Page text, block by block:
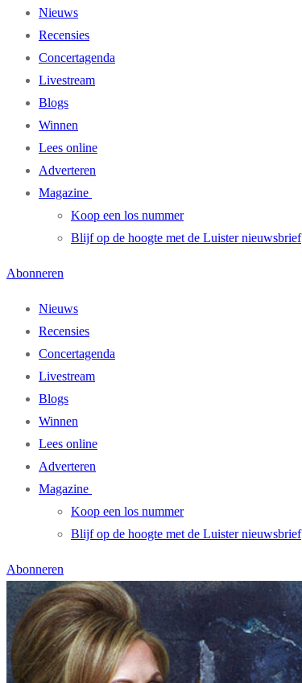
Nieuws
Recensies
Concertagenda
Livestream
Blogs
Winnen
Lees online
Adverteren
Magazine
Koop een los nummer
Blijf op de hoogte met de Luister nieuwsbrief
Abonneren
Nieuws
Recensies
Concertagenda
Livestream
Blogs
Winnen
Lees online
Adverteren
Magazine
Koop een los nummer
Blijf op de hoogte met de Luister nieuwsbrief
Abonneren